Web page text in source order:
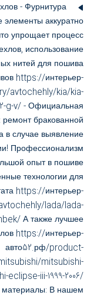
- Фурнитура
элементы аккуратно
упрощает процесс
использование
нитей для пошива
https://интерьер-
avtochehly/kia/kia-
g-v/ - Официальная
ремонт бракованной
в случае выявление
Профессионализм
опыт в пошиве
технологии для
https://интерьер-
lada/lada-
А также лучшее
https://интерьер-
авто52.рф/product-
mitsubishi-
iii-1999-2006/
материалы: В нашем